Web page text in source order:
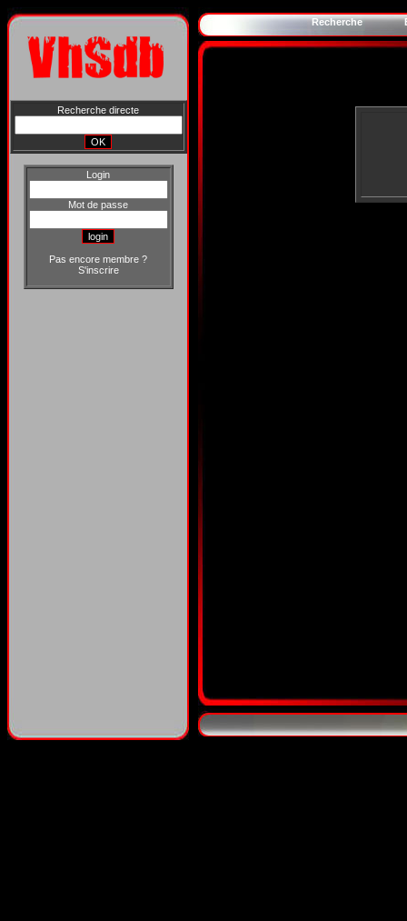
Recherche directe
Login
Mot de passe
Pas encore membre ?
S'inscrire
Recherche